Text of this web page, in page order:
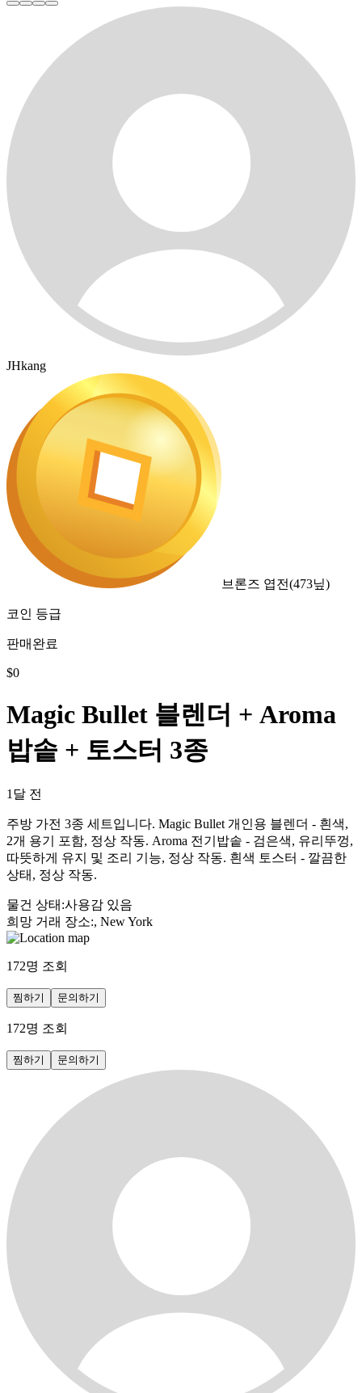
JHkang
브론즈 엽전(473닢)
코인 등급
판매완료
$0
Magic Bullet 블렌더 + Aroma
밥솥 + 토스터 3종
1달 전
주방 가전 3종 세트입니다. Magic Bullet 개인용 블렌더 - 흰색,
2개 용기 포함, 정상 작동. Aroma 전기밥솥 - 검은색, 유리뚜껑,
따뜻하게 유지 및 조리 기능, 정상 작동. 흰색 토스터 - 깔끔한
상태, 정상 작동.
물건 상태 :사용감 있음
희망 거래 장소:, New York
172명 조회
찜하기 문의하기
172명 조회
찜하기 문의하기